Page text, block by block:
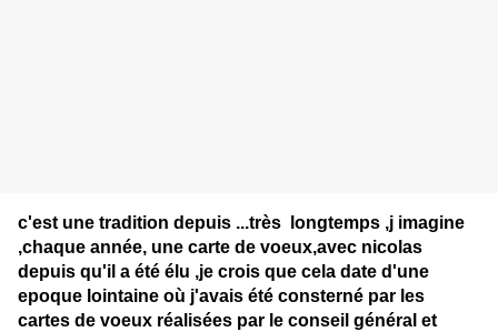
c'est une tradition depuis ...très longtemps ,j imagine
,chaque année, une carte de voeux,avec nicolas
depuis qu'il a été élu ,je crois que cela date d'une
epoque lointaine où j'avais été consterné par les
cartes de voeux réalisées par le conseil général et